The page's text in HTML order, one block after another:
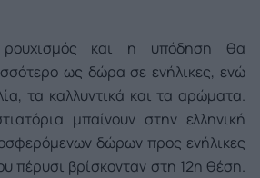
και η υπόδηση θα
ως δώρα σε ενήλικες, ενώ
τα καλλυντικά και τα αρώματα.
μπαίνουν στην ελληνική
δώρων προς ενήλικες
πέρυσι βρίσκονταν στη 12η θέση.